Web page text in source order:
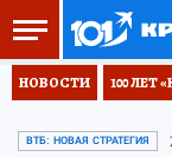
НОВОСТИ 100 ЛЕТ
ВТБ: НОВАЯ СТРАТЕГИЯ